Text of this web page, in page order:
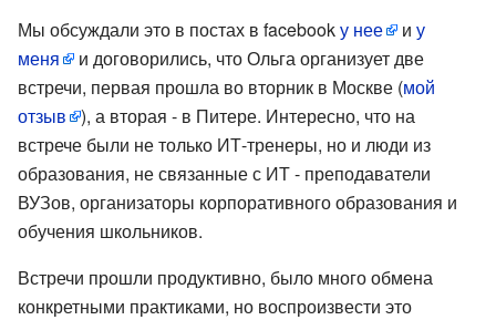
Мы обсуждали это в постах в facebookу нее и у
меня
и договорились, что Ольга организует две
встречи, первая прошла во вторник в Москве (мой
отзыв
), а вторая - в Питере. Интересно, что на
встрече были не только ИТ-тренеры, но и люди из
образования, не связанные с ИТ - преподаватели
ВУЗов, организаторы корпоративного образования и
обучения школьников.
Встречи прошли продуктивно, было много обмена
конкретными практиками, но воспроизвести это